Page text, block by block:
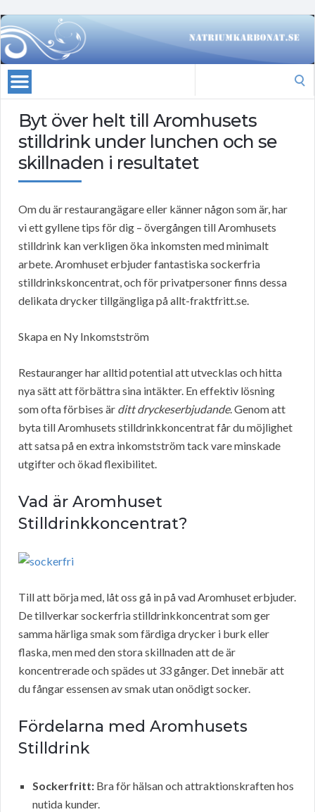
Byt över helt till Aromhusets
stilldrink under lunchen och se
skillnaden i resultatet
Om du är restaurangägare eller känner någon som är, har
vi ett gyllene tips för dig – övergången till Aromhusets
stilldrink kan verkligen öka inkomsten med minimalt
arbete. Aromhuset erbjuder fantastiska sockerfria
stilldrinkskoncentrat, och för privatpersoner finns dessa
delikata drycker tillgängliga på allt-fraktfritt.se.
Skapa en Ny Inkomstström
Restauranger har alltid potential att utvecklas och hitta
nya sätt att förbättra sina intäkter. En effektiv lösning
som ofta förbises är ditt dryckeserbjudande. Genom att
byta till Aromhusets stilldrinkkoncentrat får du möjlighet
att satsa på en extra inkomstström tack vare minskade
utgifter och ökad flexibilitet.
Vad är Aromhuset
Stilldrinkkoncentrat?
Till att börja med, låt oss gå in på vad Aromhuset erbjuder.
De tillverkar sockerfria stilldrinkkoncentrat som ger
samma härliga smak som färdiga drycker i burk eller
flaska, men med den stora skillnaden att de är
koncentrerade och spädes ut 33 gånger. Det innebär att
du fångar essensen av smak utan onödigt socker.
Fördelarna med Aromhusets
Stilldrink
Sockerfritt: Bra för hälsan och attraktionskraften hos
nutida kunder.